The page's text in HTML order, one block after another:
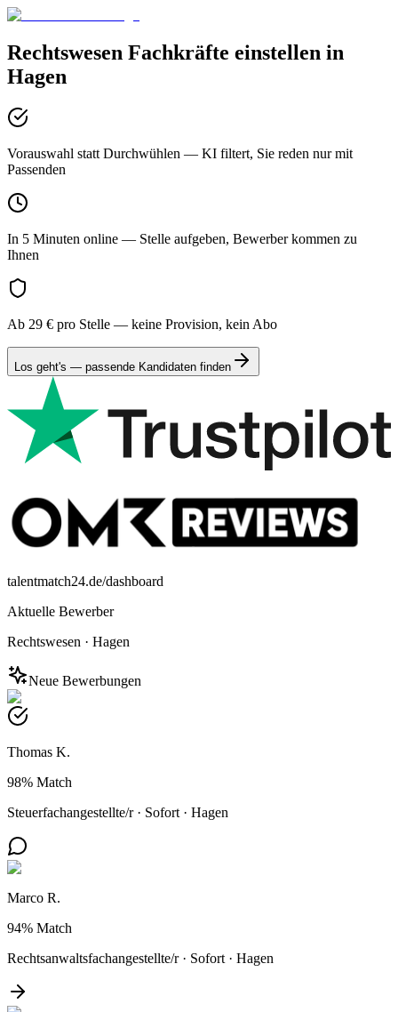
Rechtswesen Fachkräfte einstellen in
Hagen
Vorauswahl statt Durchwühlen — KI filtert, Sie reden nur mit
Passenden
In 5 Minuten online — Stelle aufgeben, Bewerber kommen zu
Ihnen
Ab 29 € pro Stelle — keine Provision, kein Abo
Los geht's — passende Kandidaten finden
talentmatch24.de/dashboard
Aktuelle Bewerber
Rechtswesen · Hagen
Neue Bewerbungen
Thomas K.
98% Match
Steuerfachangestellte/r· Sofort · Hagen
Marco R.
94% Match
Rechtsanwaltsfachangestellte/r· Sofort · Hagen